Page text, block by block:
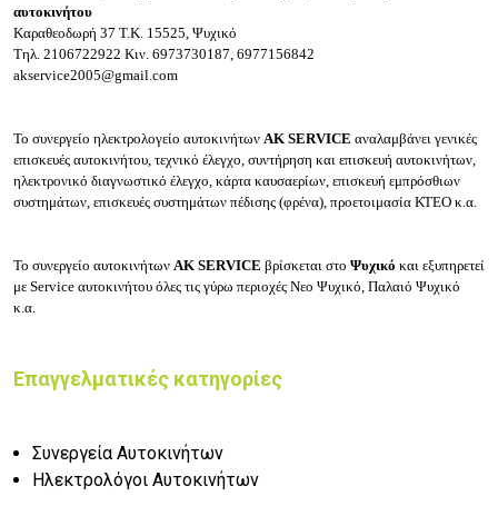
αυτοκινήτου
Καραθεοδωρή 37 Τ.Κ. 15525, Ψυχικό
Τηλ. 2106722922 Κιν. 6973730187, 6977156842
akservice2005@gmail.com
Το συνεργείο ηλεκτρολογείο αυτοκινήτων ΑΚ SERVICE αναλαμβάνει γενικές
επισκευές αυτοκινήτου, τεχνικό έλεγχο, συντήρηση και επισκευή αυτοκινήτων,
ηλεκτρονικό διαγνωστικό έλεγχο, κάρτα καυσαερίων, επισκευή εμπρόσθιων
συστημάτων, επισκευές συστημάτων πέδισης (φρένα), προετοιμασία ΚΤΕΟ κ.α.
Το συνεργείο αυτοκινήτων ΑΚ SERVICE βρίσκεται στο Ψυχικό και εξυπηρετεί
με Service αυτοκινήτου όλες τις γύρω περιοχές Νεο Ψυχικό, Παλαιό Ψυχικό
κ.α.
Επαγγελματικές κατηγορίες
Συνεργεία Αυτοκινήτων
Ηλεκτρολόγοι Αυτοκινήτων